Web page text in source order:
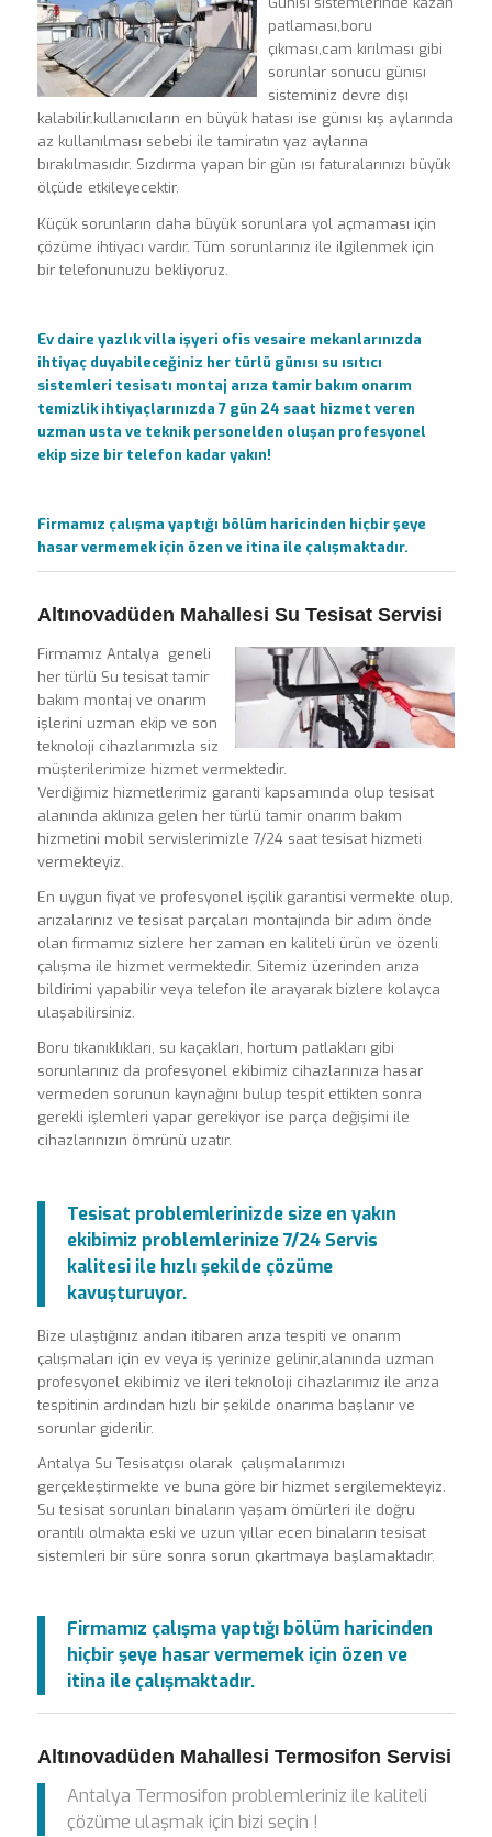
patlaması,boru
çıkması,cam kırılması gibi
sorunlar sonucu günısı
sisteminiz devre dışı
kalabilir.kullanıcıların en büyük hatası ise günısı kış aylarında
az kullanılması sebebi ile tamiratın yaz aylarına
bırakılmasıdır. Sızdırma yapan bir gün ısı faturalarınızı büyük
ölçüde etkileyecektir.
Küçük sorunların daha büyük sorunlara yol açmaması için
çözüme ihtiyacı vardır. Tüm sorunlarınız ile ilgilenmek için
bir telefonunuzu bekliyoruz.
Ev daire yazlık villa işyeri ofis vesaire mekanlarınızda
ihtiyaç duyabileceğiniz her türlü günısı su ısıtıcı
sistemleri tesisatı montaj arıza tamir bakım onarım
temizlik ihtiyaçlarınızda 7 gün 24 saat hizmet veren
uzman usta ve teknik personelden oluşan profesyonel
ekip size bir telefon kadar yakın!
Firmamız çalışma yaptığı bölüm haricinden hiçbir şeye
hasar vermemek için özen ve itina ile çalışmaktadır.
Altınovadüden Mahallesi Su Tesisat Servisi
Firmamız Antalya geneli
her türlü Su tesisat tamir
bakım montaj ve onarım
işlerini uzman ekip ve son
teknoloji cihazlarımızla siz
müşterilerimize hizmet vermektedir.
Verdiğimiz hizmetlerimiz garanti kapsamında olup tesisat
alanında aklınıza gelen her türlü tamir onarım bakım
hizmetini mobil servislerimizle 7/24 saat tesisat hizmeti
vermekteyiz.
En uygun fiyat ve profesyonel işçilik garantisi vermekte olup,
arızalarınız ve tesisat parçaları montajında bir adım önde
olan firmamız sizlere her zaman en kaliteli ürün ve özenli
çalışma ile hizmet vermektedir. Sitemiz üzerinden arıza
bildirimi yapabilir veya telefon ile arayarak bizlere kolayca
ulaşabilirsiniz.
Boru tıkanıklıkları, su kaçakları, hortum patlakları gibi
sorunlarınız da profesyonel ekibimiz cihazlarınıza hasar
vermeden sorunun kaynağını bulup tespit ettikten sonra
gerekli işlemleri yapar gerekiyor ise parça değişimi ile
cihazlarınızın ömrünü uzatır.
Tesisat problemlerinizde size en yakın
ekibimiz problemlerinize 7/24 Servis
kalitesi ile hızlı şekilde çözüme
kavuşturuyor.
Bize ulaştığınız andan itibaren arıza tespiti ve onarım
çalışmaları için ev veya iş yerinize gelinir,alanında uzman
profesyonel ekibimiz ve ileri teknoloji cihazlarımız ile arıza
tespitinin ardından hızlı bir şekilde onarıma başlanır ve
sorunlar giderilir.
Antalya Su Tesisatçısı olarak çalışmalarımızı
gerçekleştirmekte ve buna göre bir hizmet sergilemekteyiz.
Su tesisat sorunları binaların yaşam ömürleri ile doğru
orantılı olmakta eski ve uzun yıllar ecen binaların tesisat
sistemleri bir süre sonra sorun çıkartmaya başlamaktadır.
Firmamız çalışma yaptığı bölüm haricinden
hiçbir şeye hasar vermemek için özen ve
itina ile çalışmaktadır.
Altınovadüden Mahallesi Termosifon Servisi
Antalya Termosifon problemleriniz ile kaliteli
çözüme ulaşmak için bizi seçin !